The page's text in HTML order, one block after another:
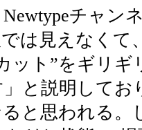
チャン
では見えなく
ット”をギリ
と説明して
と思われる。